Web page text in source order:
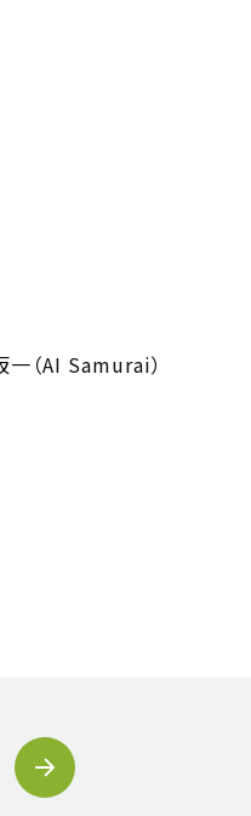
（AI Samurai）